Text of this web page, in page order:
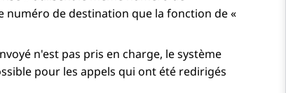
numéro de destination que la fonction de «
n'est pas pris en charge, le système
pour les appels qui ont été redirigés